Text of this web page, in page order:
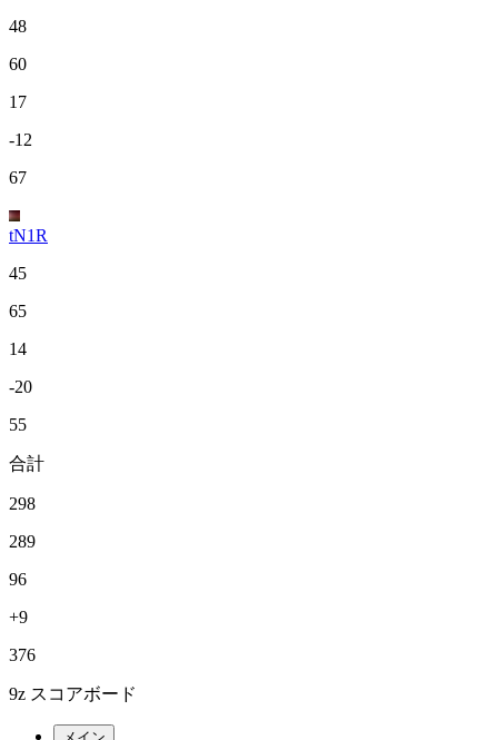
48
60
17
-12
67
tN1R
45
65
14
-20
55
合計
298
289
96
+9
376
9z スコアボード